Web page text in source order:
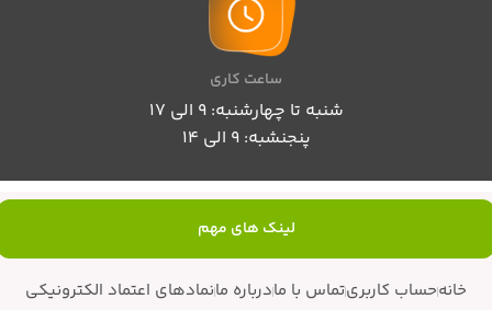
ساعت کاری
شنبه تا چهارشنبه: 9 الی 17
پنجنشبه: 9 الی 14
لینک های مهم
خانهحساب کاربریتماس با مادرباره مانمادهای اعتماد الکترونیکی